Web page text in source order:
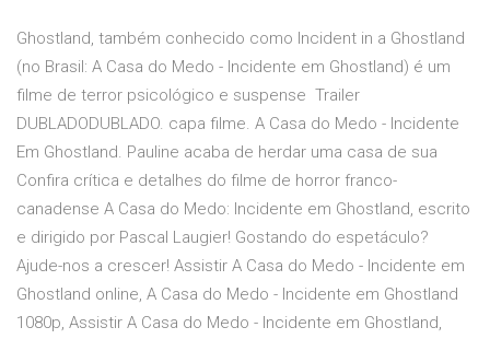
Ghostland, também conhecido como Incident in a Ghostland
(no Brasil: A Casa do Medo - Incidente em Ghostland) é um
filme de terror psicológico e suspense Trailer
DUBLADODUBLADO. capa filme. A Casa do Medo - Incidente
Em Ghostland. Pauline acaba de herdar uma casa de sua
Confira crítica e detalhes do filme de horror franco-
canadense A Casa do Medo: Incidente em Ghostland, escrito
e dirigido por Pascal Laugier! Gostando do espetáculo?
Ajude-nos a crescer! Assistir A Casa do Medo - Incidente em
Ghostland online, A Casa do Medo - Incidente em Ghostland
1080p, Assistir A Casa do Medo - Incidente em Ghostland,